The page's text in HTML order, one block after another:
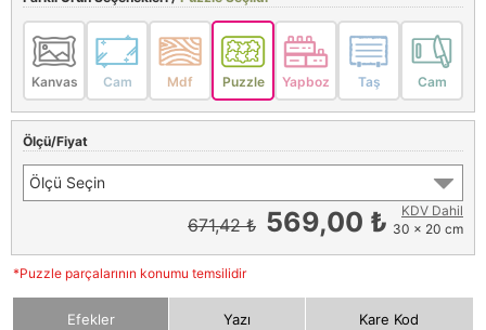
Kanvas Cam Mdf Puzzle Yapboz Taş Cam
Ölçü/Fiyat
Ölçü Seçin
671,42 ₺ 569,00 ₺
KDV Dahil
30 x 20 cm
*Puzzle parçalarının konumu temsilidir
Efekler Yazı Kare Kod